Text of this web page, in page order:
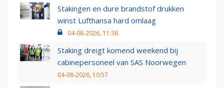
Stakingen en dure brandstof drukken
winst Lufthansa hard omlaag
04-08-2026, 11:38
Staking dreigt komend weekend bij
cabinepersoneel van SAS Noorwegen
04-08-2026, 10:57